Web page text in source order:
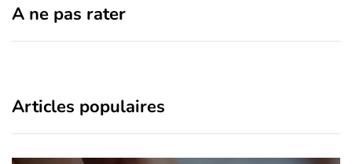
A ne pas rater
Articles populaires